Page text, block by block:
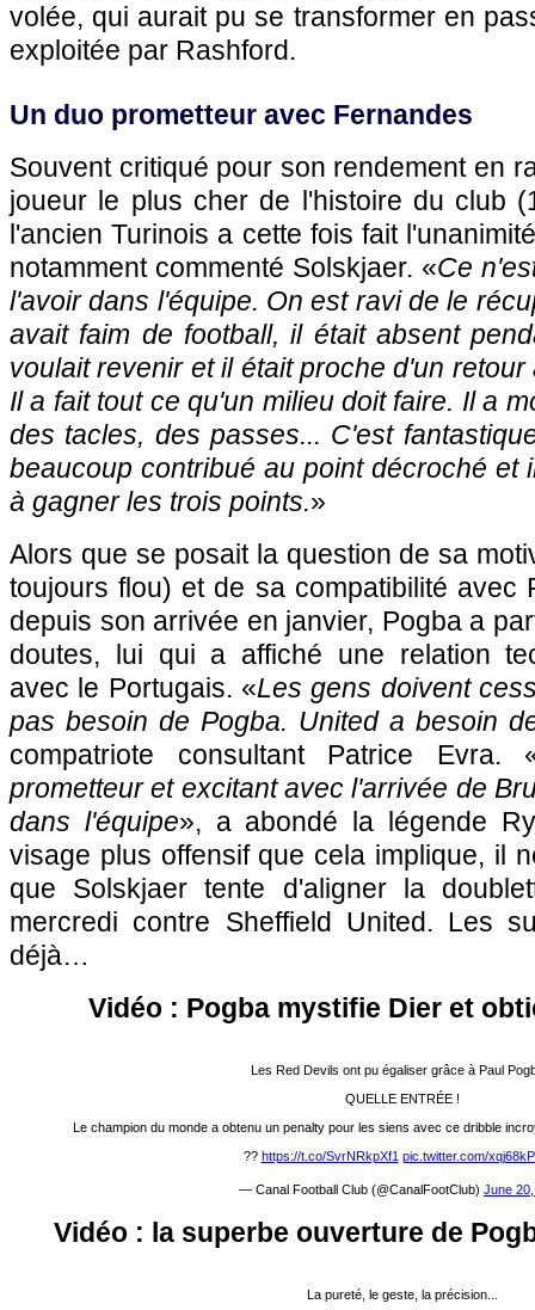
volée, qui aurait pu se transformer en
exploitée par Rashford.
Un duo prometteur avec Fernandes
Souvent critiqué pour son rendement en
joueur le plus cher de l'histoire du club
l'ancien Turinois a cette fois fait
notamment commenté Solskjaer. «Ce
l'avoir dans l'équipe. On est ravi de le
avait faim de football, il était absent
voulait revenir et il était proche d'un
Il a fait tout ce qu'un milieu doit faire. Il a
des tacles, des passes... C'est
beaucoup contribué au point décroché et
à gagner les trois points.»
Alors que se posait la question de sa
toujours flou) et de sa compatibilité avec
depuis son arrivée en janvier, Pogba a
doutes, lui qui a affiché une relation
avec le Portugais. «Les gens doivent
pas besoin de Pogba. United a besoin
compatriote consultant Patrice Evra.
prometteur et excitant avec l'arrivée de
dans l'équipe», a abondé la légende
visage plus offensif que cela implique, il
que Solskjaer tente d'aligner la
mercredi contre Sheffield United. Les
déjà…
Vidéo : Pogba mystifie Dier et
Les Red Devils ont pu égaliser grâce à Paul
QUELLE ENTRÉE !
Le champion du monde a obtenu un penalty pour les siens avec ce dribble
?? https://t.co/SvrNRkpXf1 pic.twitter.com/
— Canal Football Club (@CanalFootClub) June
Vidéo : la superbe ouverture de
La pureté, le geste, la précision...